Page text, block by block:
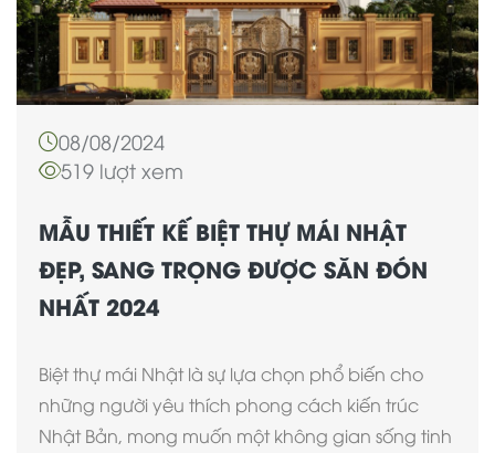
08/08/2024
519 lượt xem
MẪU THIẾT KẾ BIỆT THỰ MÁI NHẬT
ĐẸP, SANG TRỌNG ĐƯỢC SĂN ĐÓN
NHẤT 2024
Biệt thự mái Nhật là sự lựa chọn phổ biến cho
những người yêu thích phong cách kiến trúc
Nhật Bản, mong muốn một không gian sống tinh